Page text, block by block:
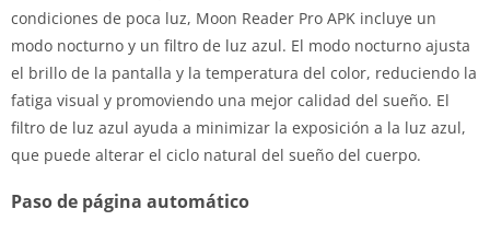
condiciones de poca luz, Moon Reader Pro APK incluye un
modo nocturno y un filtro de luz azul. El modo nocturno ajusta
el brillo de la pantalla y la temperatura del color, reduciendo la
fatiga visual y promoviendo una mejor calidad del sueño. El
filtro de luz azul ayuda a minimizar la exposición a la luz azul,
que puede alterar el ciclo natural del sueño del cuerpo.
Paso de página automático